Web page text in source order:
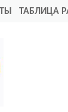
ТАБЛИЦА